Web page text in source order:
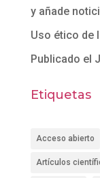
y añade
Uso ético de
Publicado el
Etiquetas
Acceso abierto
Artículos